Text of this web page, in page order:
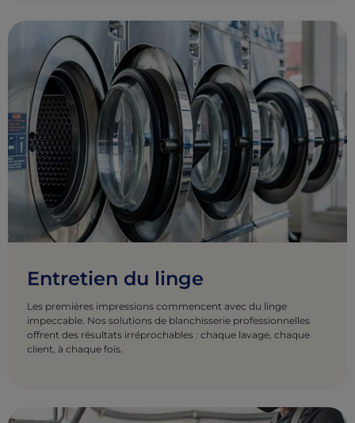
Entretien du linge
Les premières impressions commencent avec du linge
impeccable. Nos solutions de blanchisserie professionnelles
offrent des résultats irréprochables : chaque lavage, chaque
client, à chaque fois.